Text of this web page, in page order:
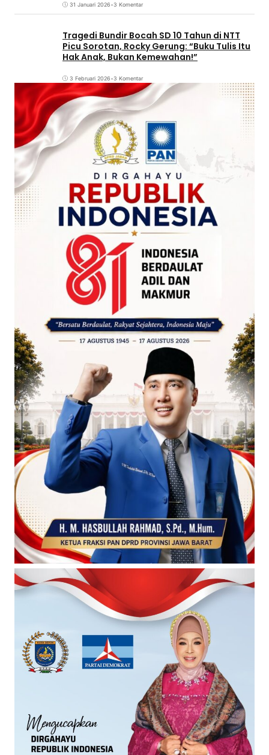
31 Januari 2026•3 Komentar
Tragedi Bundir Bocah SD 10 Tahun di NTT
Picu Sorotan, Rocky Gerung: “Buku Tulis Itu
Hak Anak, Bukan Kemewahan!”
3 Februari 2026•3 Komentar